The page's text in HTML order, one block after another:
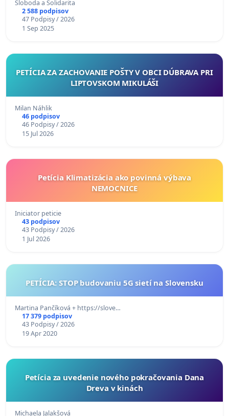
Sloboda a Solidarita
2 588 podpisov
47 Podpisy / 2026
1 Sep 2025
PETÍCIA ZA ZACHOVANIE POŠTY V OBCI DÚBRAVA PRI
LIPTOVSKOM MIKULÁŠI
Milan Náhlik
46 podpisov
46 Podpisy / 2026
15 Jul 2026
Petícia Klimatizácia ako povinná výbava
NEMOCNICE
Iniciator peticie
43 podpisov
43 Podpisy / 2026
1 Jul 2026
PETÍCIA: STOP budovaniu 5G sietí na Slovensku
Martina Pančíková + https://slove…
17 379 podpisov
43 Podpisy / 2026
19 Apr 2020
Petícia za uvedenie nového pokračovania Dana
Dreva v kinách
Michaela Jalakšová